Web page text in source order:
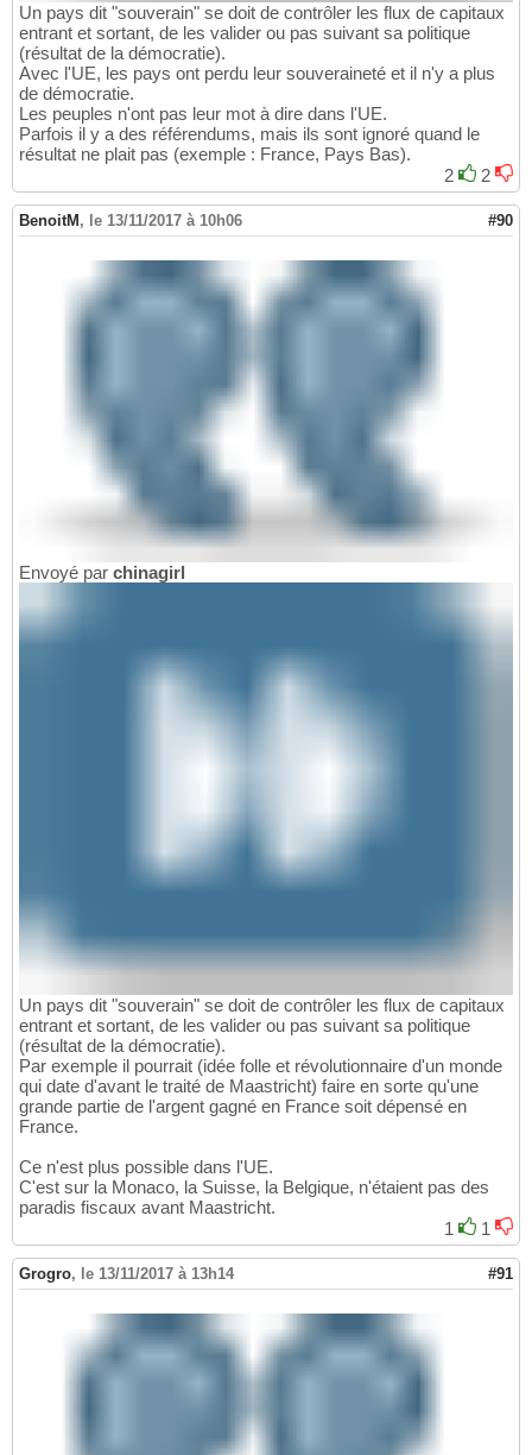
Un pays dit "souverain" se doit de contrôler les flux de capitaux
entrant et sortant, de les valider ou pas suivant sa politique
(résultat de la démocratie).
Avec l'UE, les pays ont perdu leur souveraineté et il n'y a plus
de démocratie.
Les peuples n'ont pas leur mot à dire dans l'UE.
Parfois il y a des référendums, mais ils sont ignoré quand le
résultat ne plait pas (exemple : France, Pays Bas).
2
2
BenoitM , le 13/11/2017 à 10h06 #90
Envoyé par chinagirl
Un pays dit "souverain" se doit de contrôler les flux de capitaux
entrant et sortant, de les valider ou pas suivant sa politique
(résultat de la démocratie).
Par exemple il pourrait (idée folle et révolutionnaire d'un monde
qui date d'avant le traité de Maastricht) faire en sorte qu'une
grande partie de l'argent gagné en France soit dépensé en
France.
Ce n'est plus possible dans l'UE.
C'est sur la Monaco, la Suisse, la Belgique, n'étaient pas des
paradis fiscaux avant Maastricht.
1
1
Grogro, le 13/11/2017 à 13h14 #91